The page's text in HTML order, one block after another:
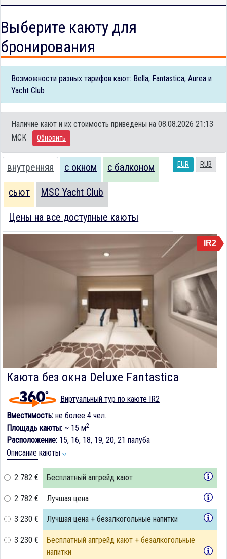
Выберите каюту для
бронирования
Возможности разных тарифов кают: Bella, Fantastica, Aurea и
Yacht Club
Наличие кают и их стоимость приведены на 08.08.2026 21:13
MCK
Обновить
EUR RUB
внутренняя с окном с балконом
сьют MSC Yacht Club
Цены на все доступные каюты
IR2
Каюта без окна Deluxe Fantastica
Виртуальный тур по каюте IR2
Вместимость: не более 4 чел.
Площадь каюты: ~ 15 м2
Расположение: 15, 16, 18, 19, 20, 21 палуба
Описание каюты
2 782 € Бесплатный апгрейд кают
2 782 € Лучшая цена
3 230 € Лучшая цена + безалкогольные напитки
3 230 €
Бесплатный апгрейд кают + безалкогольные
напитки